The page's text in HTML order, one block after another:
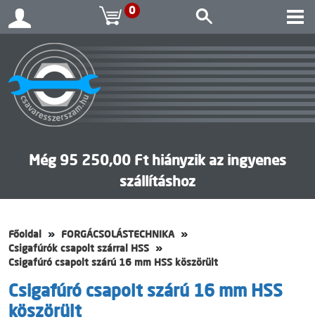
0
Még 95 250,00 Ft hiányzik az ingyenes
szállításhoz
Főoldal
FORGÁCSOLÁSTECHNIKA
Csigafúrók csapolt szárral HSS
Csigafúró csapolt szárú 16 mm HSS köszörült
Csigafúró csapolt szárú 16 mm HSS
köszörült